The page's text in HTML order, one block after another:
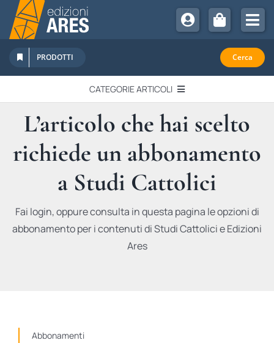
Salta
contenuto
Chi Siamo
Sostienici
Abbonamenti
Promozioni
Newsletter
PRODOTTI Cerca
CATEGORIE ARTICOLI
EDITORIALI
IN QUESTO NUMERO
RECENSIONI
L’articolo che hai scelto
richiede un abbonamento
a Studi Cattolici
Fai login, oppure consulta in questa pagina le opzioni di
abbonamento per i contenuti di Studi Cattolici e Edizioni
Ares
Abbonamenti